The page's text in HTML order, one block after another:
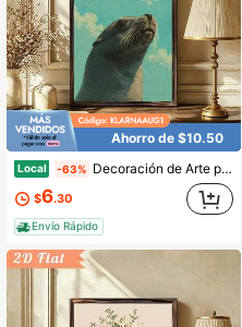
Ahorro de $10.50
Local -63% Decoración de Arte para Interiores y Exteriores, Impresión en Madera Enmarcada de 12x16 Pulgadas, Pintura de Escena Costera con Sol del Océano y León Marino de Manga Divertido, Adecuado para Regalos de Todas las Estaciones, Perfecto para el Hogar y la Oficina.
$6.30
Envío Rápido